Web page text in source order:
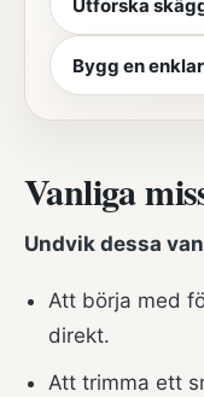
Utforska
Bygg en
Vanliga
Undvik dessa
Att börja med
direkt.
Att trimma ett